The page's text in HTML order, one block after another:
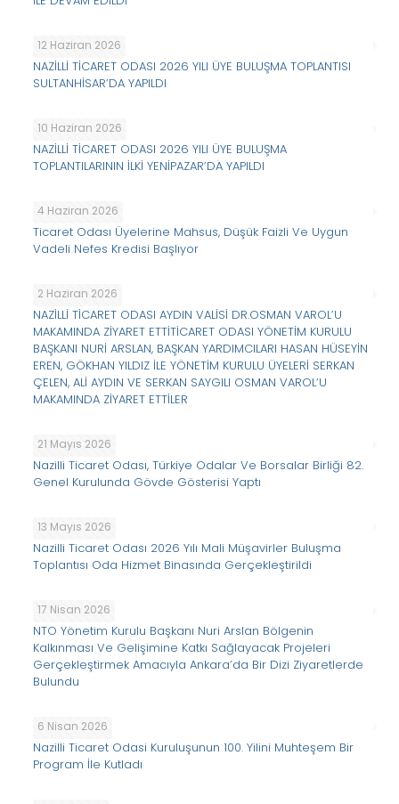
12 Haziran 2026
NAZİLLİ TİCARET ODASI 2026 YILI ÜYE BULUŞMA TOPLANTISI
SULTANHİSAR’DA YAPILDI
10 Haziran 2026
NAZİLLİ TİCARET ODASI 2026 YILI ÜYE BULUŞMA
TOPLANTILARININ İLKİ YENİPAZAR’DA YAPILDI
4 Haziran 2026
Ticaret Odası Üyelerine Mahsus, Düşük Faizli Ve Uygun
Vadeli Nefes Kredisi Başlıyor
2 Haziran 2026
NAZİLLİ TİCARET ODASI AYDIN VALİSİ DR.OSMAN VAROL’U
MAKAMINDA ZİYARET ETTİTİCARET ODASI YÖNETİM KURULU
BAŞKANI NURİ ARSLAN, BAŞKAN YARDIMCILARI HASAN HÜSEYİN
EREN, GÖKHAN YILDIZ İLE YÖNETİM KURULU ÜYELERİ SERKAN
ÇELEN, ALİ AYDIN VE SERKAN SAYGILI OSMAN VAROL’U
MAKAMINDA ZİYARET ETTİLER
21 Mayıs 2026
Nazilli Ticaret Odası, Türkiye Odalar Ve Borsalar Birliği 82.
Genel Kurulunda Gövde Gösterisi Yaptı
13 Mayıs 2026
Nazilli Ticaret Odası 2026 Yılı Mali Müşavirler Buluşma
Toplantısı Oda Hizmet Binasında Gerçekleştirildi
17 Nisan 2026
NTO Yönetim Kurulu Başkanı Nuri Arslan Bölgenin
Kalkınması Ve Gelişimine Katkı Sağlayacak Projeleri
Gerçekleştirmek Amacıyla Ankara’da Bir Dizi Ziyaretlerde
Bulundu
6 Nisan 2026
Nazilli Ticaret Odasi Kuruluşunun 100. Yilini Muhteşem Bir
Program İle Kutladı